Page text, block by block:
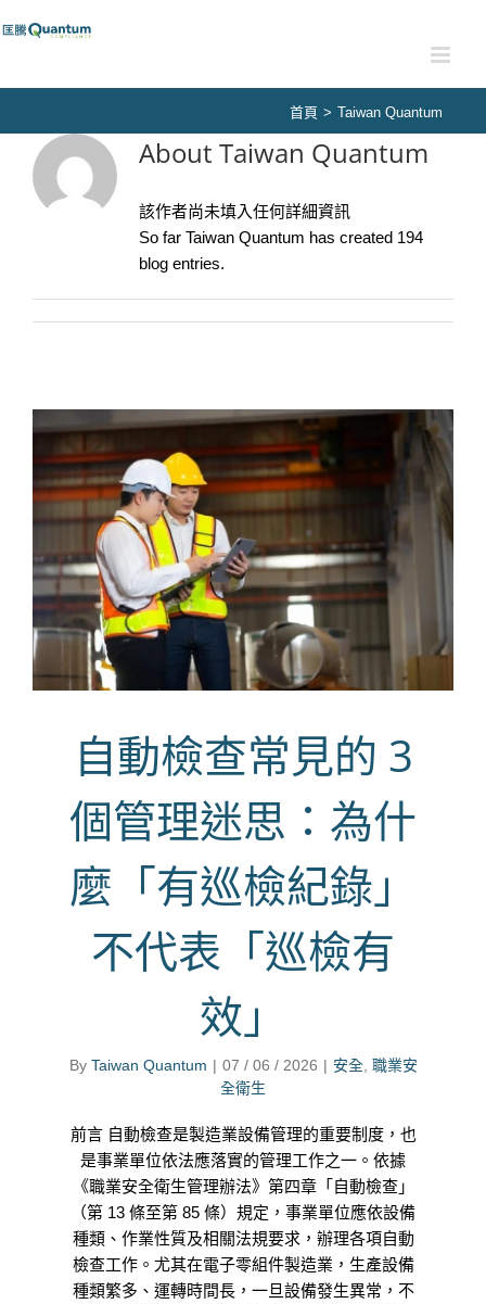
to
首頁 > Taiwan Quantum
About Taiwan Quantum
該作者尚未填入任何詳細資訊
So far Taiwan Quantum has created 194
blog entries.
自動檢查常見的 3
個管理迷思：為什
麼「有巡檢紀錄」
不代表「巡檢有
效」
By Taiwan Quantum | 07 / 06 / 2026 | 安全, 職業安
全衛生
前言 自動檢查是製造業設備管理的重要制度，也
是事業單位依法應落實的管理工作之一。依據
《職業安全衛生管理辦法》第四章「自動檢查」
（第 13 條至第 85 條）規定，事業單位應依設備
種類、作業性質及相關法規要求，辦理各項自動
檢查工作。尤其在電子零組件製造業，生產設備
種類繁多、運轉時間長，一旦設備發生異常，不